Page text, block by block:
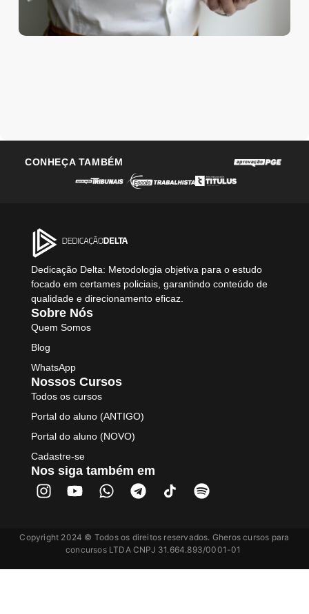
CONHEÇA TAMBÉM
Dedicação Delta: Metodologia objetiva para o estudo
focado em certames policiais, garantindo conteúdo de
qualidade e direcionamento eficaz.
Sobre Nós
Quem Somos
Blog
WhatsApp
Nossos Cursos
Todos os cursos
Portal do aluno (ANTIGO)
Portal do aluno (NOVO)
Cadastre-se
Nos siga também em
Copyright 2024 © Todos os direitos reservados. Gheros cursos para
concursos LTDA CNPJ 31.664.893/0001-01